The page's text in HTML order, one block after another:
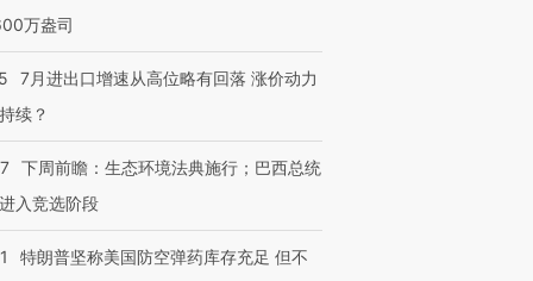
万盎司
7月进出口增速从高位略有回落 涨价动力
续？
下周前瞻：生态环境法典施行；巴西总统
入竞选阶段
特朗普坚称美国防空弹药库存充足 但不